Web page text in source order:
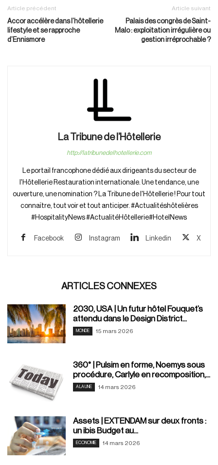
Article précédent
Accor accélère dans l’hôtellerie
lifestyle et se rapproche
d’Ennismore
Article suivant
Palais des congrès de Saint-
Malo : exploitation irrégulière ou
gestion irréprochable ?
La Tribune de l’Hôtellerie
http://latribunedelhotellerie.com
Le portail francophone dédié aux dirigeants du secteur de
l'Hôtellerie Restauration internationale. Une tendance, une
ouverture, une nomination ? La Tribune de l'Hôtellerie ! Pour tout
connaître, tout voir et tout anticiper. #Actualitéshôtelières
#HospitalityNews #ActualitéHôtellerie#HotelNews
Facebook Instagram Linkedin X
ARTICLES CONNEXES
2030, USA | Un futur hôtel Fouquet’s
attendu dans le Design District...
MONDE 15 mars 2026
360° | Pulsim en forme, Noemys sous
procédure, Carlyle en recomposition,...
A LA UNE 14 mars 2026
Assets | EXTENDAM sur deux fronts :
un ibis Budget au...
ECONOMIE 14 mars 2026